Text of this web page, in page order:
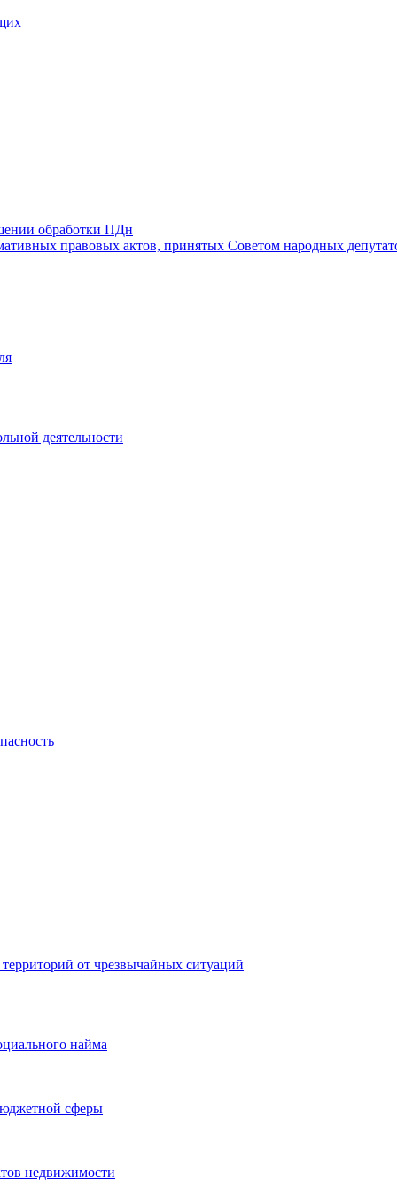
обработки ПДн
правовых актов, принятых Советом народных
деятельности
от чрезвычайных ситуаций
найма
сферы
недвижимости